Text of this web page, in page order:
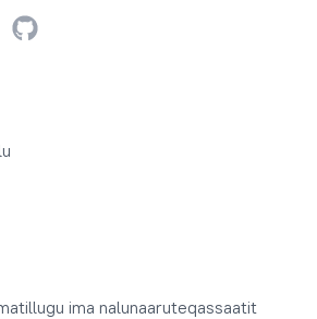
GitHub
ima nalunaaruteqassaatit